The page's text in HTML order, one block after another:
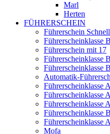
Marl
Herten
FÜHRERSCHEIN
Führerschein
Führerscheinklasse B
Führerschein mit 17
Führerscheinklasse
Führerscheinklasse
Automatik-
Führerscheinklasse A
Führerscheinklasse
Führerscheinklasse
Führerscheinklasse
Führerscheinklasse
Mofa